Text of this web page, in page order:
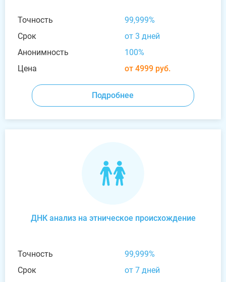
Точность
99,999%
Срок
от 3 дней
Анонимность
100%
Цена
от 4999 руб.
Подробнее
ДНК анализ на этническое происхождение
Точность
99,999%
Срок
от 7 дней